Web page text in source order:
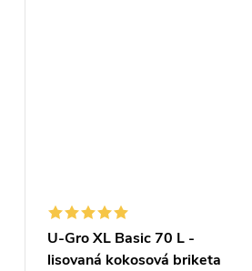
U-Gro XL Basic 70 L -
lisovaná kokosová briketa